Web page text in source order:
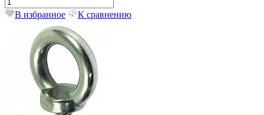
В избранное К сравнению